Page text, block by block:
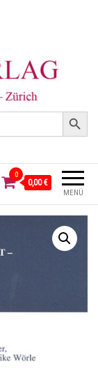
Search Button
MENÜ
0
0,00 €